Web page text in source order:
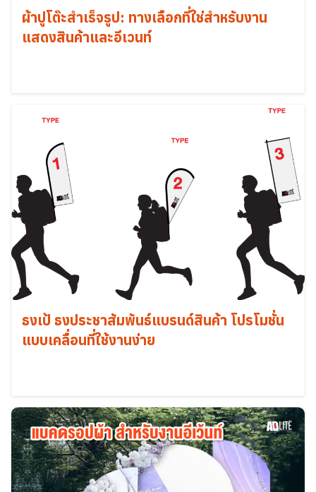
ผ้าปูโต๊ะสำเร็จรูป: ทางเลือกที่ใช่สำหรับงาน
แสดงสินค้าและอีเวนท์
ธงเป้ ธงประชาสัมพันธ์แบรนด์สินค้า โปรโมชั่น
แบบเคลื่อนที่ใช้งานง่าย